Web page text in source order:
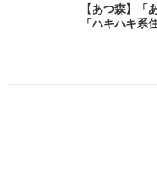
【あつ森】「
「ハキハキ系